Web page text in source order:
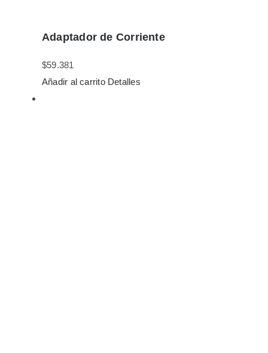
Adaptador de Corriente
$59.381
Añadir al carrito Detalles